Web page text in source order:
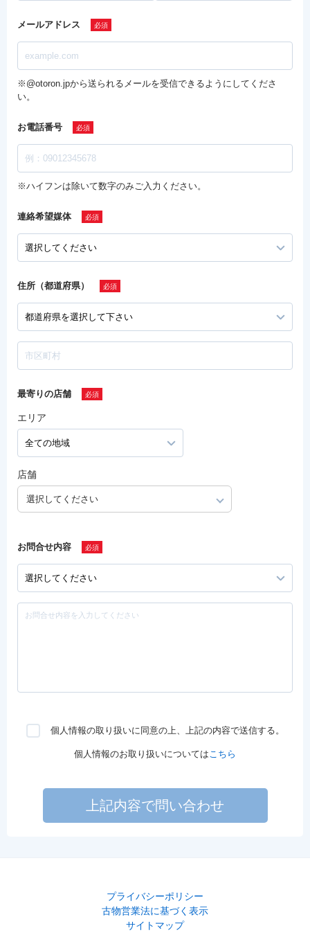
メールアドレス
※@otoron.jpから送られるメールを受信できるようにしてくださ
い。
お電話番号
※ハイフンは除いて数字のみご入力ください。
連絡希望媒体
住所（都道府県）
最寄りの店舗
エリア
店舗
選択してください
お問合せ内容
個人情報の取り扱いに同意の上、上記の内容で送信する。
個人情報のお取り扱いについてはこちら
上記内容で問い合わせ
プライバシーポリシー
古物営業法に基づく表示
サイトマップ